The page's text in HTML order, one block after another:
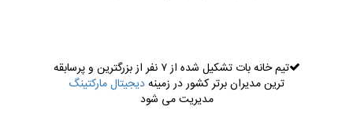
تیم خانه بات تشکیل شده از ۷ نفر از بزرگترین و پرسابقه
ترین مدیران برتر کشور در زمینهدیجیتال مارکتینگ
مدیریت می شود